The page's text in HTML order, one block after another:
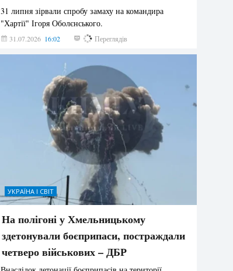
31 липня зірвали спробу замаху на командира
"Хартії" Ігоря Оболєнського.
31.07.2026 16:02 178 Переглядів
УКРАЇНА І СВІТ
На полігоні у Хмельницькому
здетонували боєприпаси, постраждали
четверо військових – ДБР